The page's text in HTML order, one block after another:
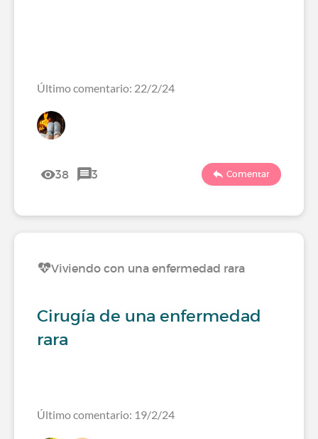
Último comentario: 22/2/24
38 3 Comentar
Viviendo con una enfermedad rara
Cirugía de una enfermedad
rara
Último comentario: 19/2/24